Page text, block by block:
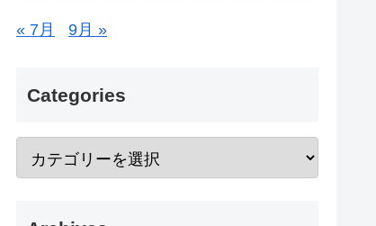
« 7月 9月 »
Categories